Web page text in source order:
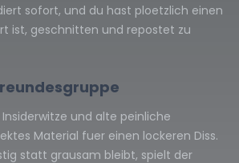
sofort, und du hast ploetzlich einen
ist, geschnitten und repostet zu
und alte peinliche
Material fuer einen lockeren Diss.
statt grausam bleibt, spielt der